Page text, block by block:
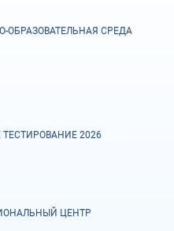
СРЕДА
2026
ЦЕНТР